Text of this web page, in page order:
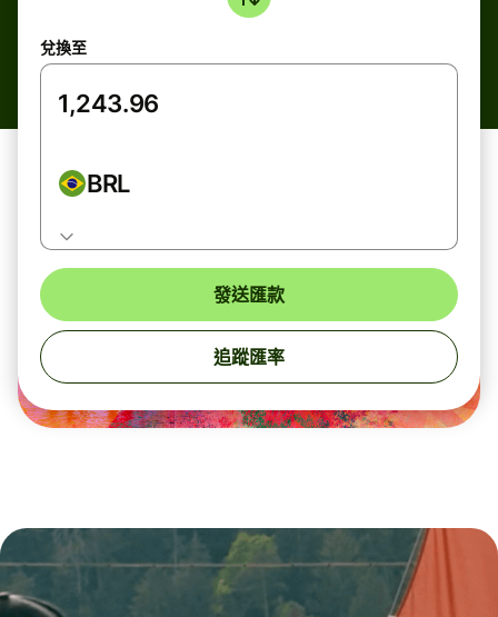
兌換至
BRL
發送匯款
追蹤匯率